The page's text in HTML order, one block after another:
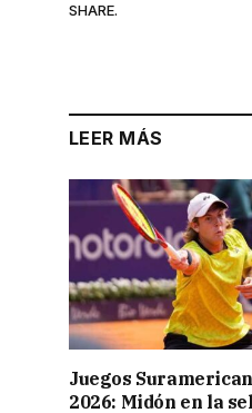
SHARE.
LEER MÁS
Juegos
2026: Midón en la